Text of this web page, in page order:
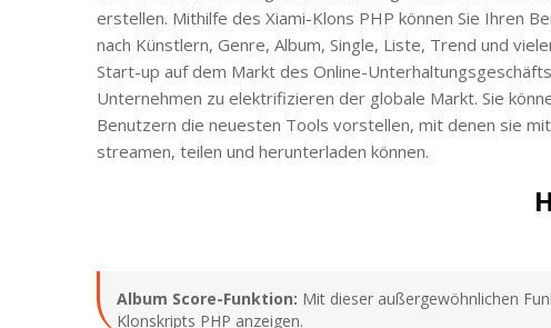
erstellen. Mithilfe des Xiami-Klons PHP können Sie Ihren
nach Künstlern, Genre, Album, Single, Liste, Trend und
Start-up auf dem Markt des Online-
Unternehmen zu elektrifizieren der globale Markt. Sie
Benutzern die neuesten Tools vorstellen, mit denen sie
streamen, teilen und herunterladen können.
Album Score-Funktion: Mit dieser außergewöhnlichen
Klonskripts PHP anzeigen.